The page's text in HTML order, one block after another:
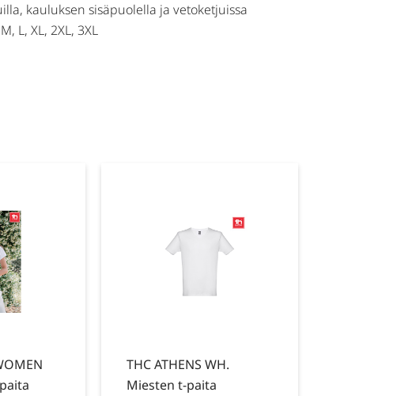
kauluksen sisäpuolella ja vetoketjuissa
L, XL, 2XL, 3XL
THC ATHENS WH.
Miesten t-paita